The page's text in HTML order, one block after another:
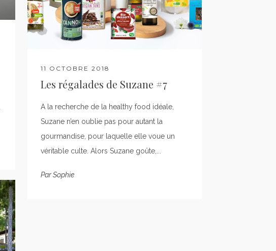
11 OCTOBRE 2018
Les régalades de Suzane #7
A la recherche de la healthy food idéale,
Suzane n’en oublie pas pour autant la
gourmandise, pour laquelle elle voue un
véritable culte. Alors Suzane goûte,...
ParSophie